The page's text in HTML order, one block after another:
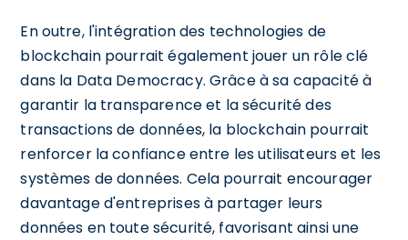
En outre, l'intégration des technologies de
blockchain pourrait également jouer un rôle clé
dans la Data Democracy. Grâce à sa capacité à
garantir la transparence et la sécurité des
transactions de données, la blockchain pourrait
renforcer la confiance entre les utilisateurs et les
systèmes de données. Cela pourrait encourager
davantage d'entreprises à partager leurs
données en toute sécurité, favorisant ainsi une